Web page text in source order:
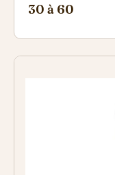
30 à 60